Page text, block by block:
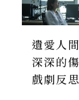
遺愛人
深深的
戲劇反